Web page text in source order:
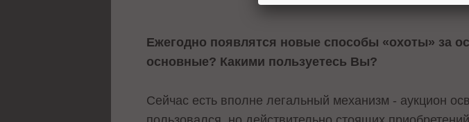
Ежегодно появлятся новые способы «охоты» за
основные? Какими пользуетесь Вы?
Сейчас есть вполне легальный механизм - аукцион